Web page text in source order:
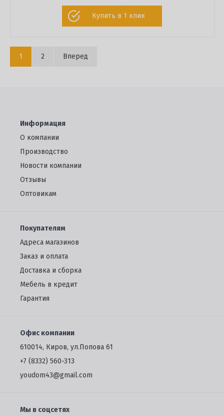
Купить в 1 клик
1 2 Вперед
Информация
О компании
Производство
Новости компании
Отзывы
Oптовикам
Покупателям
Адреса магазинов
Заказ и оплата
Доставка и сборка
Мебель в кредит
Гарантия
Офис компании
610014, Киров, ул.Попова 61
+7 (8332) 560-313
youdom43@gmail.com
Мы в соцсетях